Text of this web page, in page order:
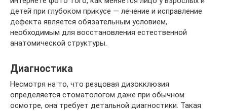
детей при глубоком прикусе — лечение и исправление
дефекта является обязательным условием,
необходимым для восстановления естественной
анатомической структуры.
Диагностика
Несмотря на то, что резцовая дизокклюзия
определяется стоматологом даже при обычном
осмотре, она требует детальной диагностики. Такая